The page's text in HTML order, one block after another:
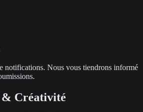
notifications. Nous vous tiendrons informé
Créativité